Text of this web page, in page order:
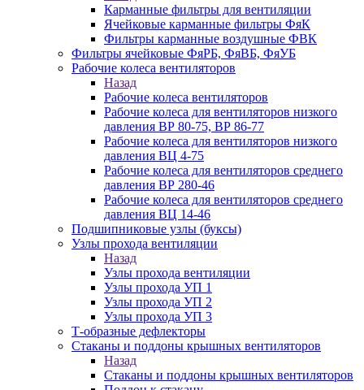
Карманные фильтры для вентиляции
Ячейковые карманные фильтры ФяК
Фильтры карманные воздушные ФВК
Фильтры ячейковые ФяРБ, ФяВБ, ФяУБ
Рабочие колеса вентиляторов
Назад
Рабочие колеса вентиляторов
Рабочие колеса для вентиляторов низкого
давления ВР 80-75, ВР 86-77
Рабочие колеса для вентиляторов низкого
давления ВЦ 4-75
Рабочие колеса для вентиляторов среднего
давления ВР 280-46
Рабочие колеса для вентиляторов среднего
давления ВЦ 14-46
Подшипниковые узлы (буксы)
Узлы прохода вентиляции
Назад
Узлы прохода вентиляции
Узлы прохода УП 1
Узлы прохода УП 2
Узлы прохода УП 3
Т-образные дефлекторы
Стаканы и поддоны крышных вентиляторов
Назад
Стаканы и поддоны крышных вентиляторов